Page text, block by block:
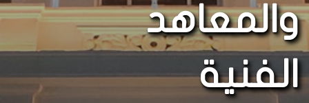
والمعاهد
الفنية